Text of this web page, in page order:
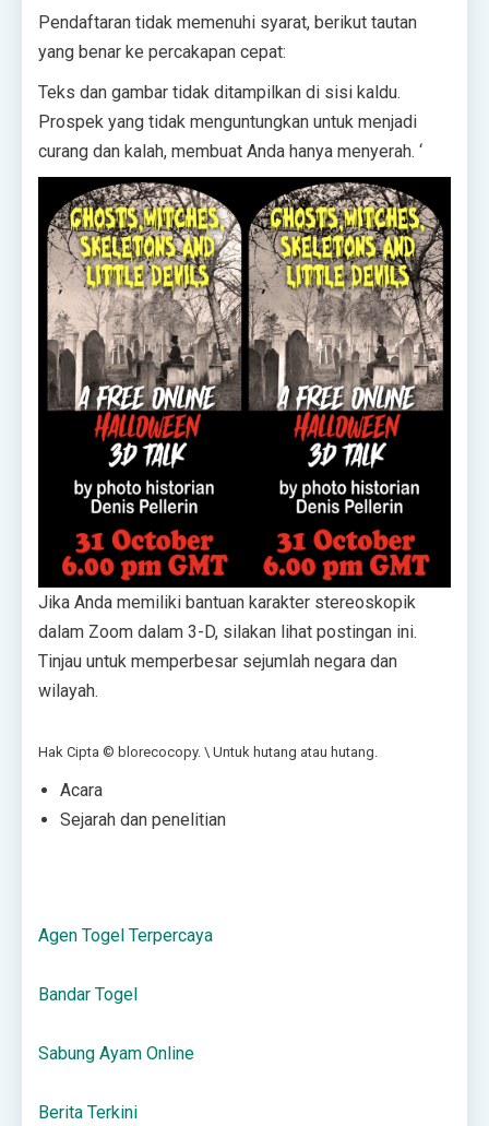
Pendaftaran tidak memenuhi syarat, berikut tautan
yang benar ke percakapan cepat:
Teks dan gambar tidak ditampilkan di sisi kaldu.
Prospek yang tidak menguntungkan untuk menjadi
curang dan kalah, membuat Anda hanya menyerah. ‘
Jika Anda memiliki bantuan karakter stereoskopik
dalam Zoom dalam 3-D, silakan lihat postingan ini.
Tinjau untuk memperbesar sejumlah negara dan
wilayah.
Hak Cipta © blorecocopy. \ Untuk hutang atau hutang.
Acara
Sejarah dan penelitian
Agen Togel Terpercaya
Bandar Togel
Sabung Ayam Online
Berita Terkini